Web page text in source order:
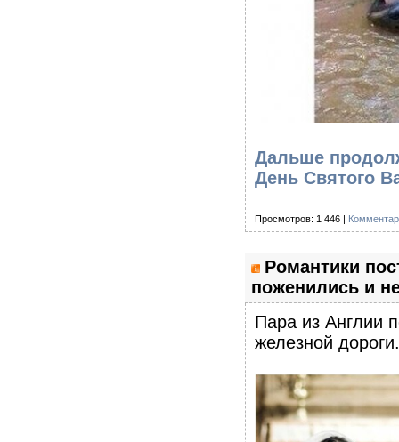
Дальше
День Святого
Просмотров: 1 446 |
Романтики
поженились и
Пара из Англии
железной дороги.